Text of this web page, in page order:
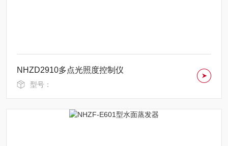
NHZD2910多点光照度控制仪
型号：